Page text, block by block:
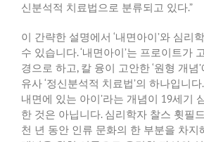
신분석적 치료법으로 분류되고 있다.”
이 간략한 설명에서 ‘내면아이’와 심리
수 있습니다. ‘내면아이’는 프로이트가
경으로 하고, 칼 융이 고안한‘원형 개념’
유사‘정신분석적 치료법’의 하나입니다.
내면에 있는 아이’라는 개념이 19세기
한 것은 아닙니다. 심리학자 찰스 휫필
천 년 동안 인류 문화의 한 부분을 차지